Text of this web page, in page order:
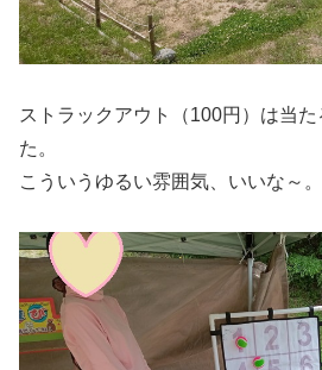
ストラックアウト（100円）は当
た。
こういうゆるい雰囲気、いいな～。